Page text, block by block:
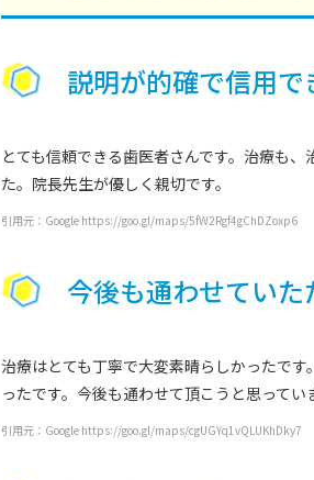
説明が的確で信用で
とても信頼できる歯医者さんです。治療も
た。院長先生が優しく親切です。
引用元：Google https://goo.gl/maps/5fW2Rgf4gChDZoxp6
今後も通わせていた
治療はとても丁寧で大変素晴らしかったで
ったです。今後も通わせて頂こうと思ってい
引用元：Google https://goo.gl/maps/cgUGYq1vQLUKhDky7